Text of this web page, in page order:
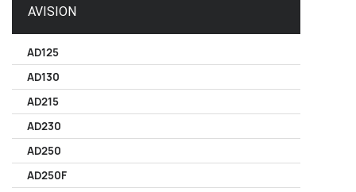
AVISION
AD125
AD130
AD215
AD230
AD250
AD250F